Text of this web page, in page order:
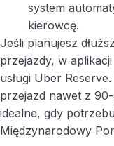
system
kierowcę.
Jeśli planujesz
przejazdy, w
usługi Uber
przejazd nawet z
idealne, gdy
Międzynarodowy